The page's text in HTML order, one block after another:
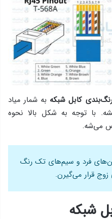
کابل شبکه به شمار میاد
با توجه به شکل بالا نحوه‌
می‌شه.
فرد و سیم‌های تک رنگ
قرار می‌گیرن.
شبکه